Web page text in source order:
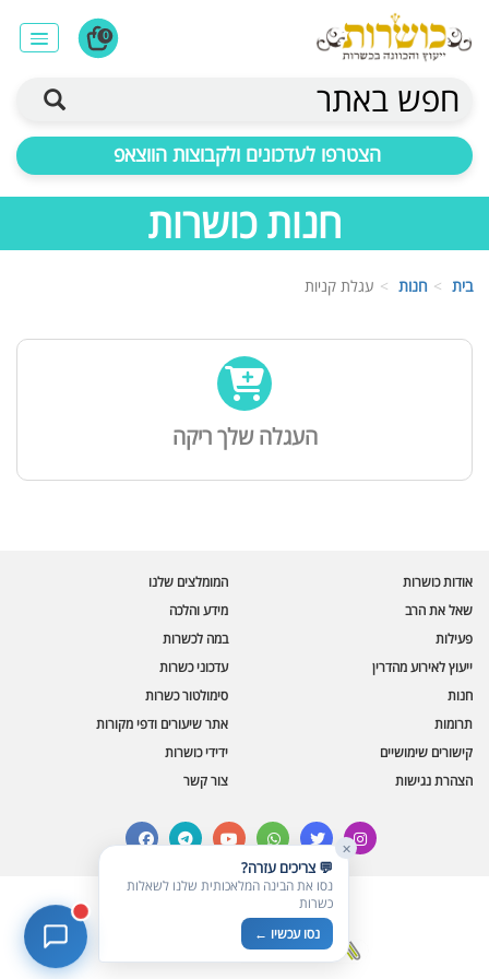
0
חפש באתר
הצטרפו לעדכונים ולקבוצות הווצאפ
חנות כושרות
בית חנות עגלת קניות
העגלה שלך ריקה
אודות כושרות
שאל את הרב
פעילות
ייעוץ לאירוע מהדרין
המומלצים שלנו
מידע והלכה
במה לכשרות
עדכוני כשרות
חנות
תרומות
קישורים שימושיים
הצהרת נגישות
סימולטור כשרות
אתר שיעורים ודפי מקורות
ידידי כושרות
צור קשר
facebooktelegramyoutubewhatsapptwitter
instagram
© כל הזכויות שמורות לכושרות
עוזר הכשרות של כושרות
🪲 בדיקת חרקים
מספר כושרות ומאמרי האתר
🔀 תערובות כלים ומאכלים
✕
💬 צריכים עזרה?
נסו את הבינה המלאכותית שלנו לשאלות
כשרות
נסו עכשיו ←